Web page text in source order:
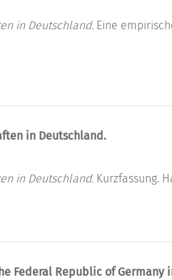
in Deutschland. Eine
in Deutschland.
in Deutschland. Kurzfassung.
Federal Republic of Germany